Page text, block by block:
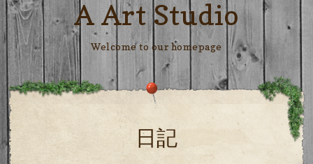
A Art Studio
Welcome to our homepage
日記